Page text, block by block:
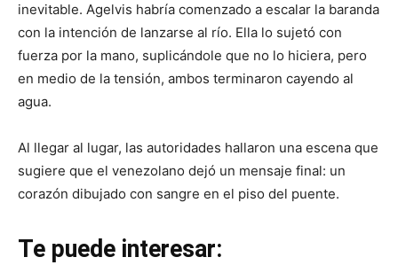
inevitable. Agelvis habría comenzado a escalar la baranda
con la intención de lanzarse al río. Ella lo sujetó con
fuerza por la mano, suplicándole que no lo hiciera, pero
en medio de la tensión, ambos terminaron cayendo al
agua.
Al llegar al lugar, las autoridades hallaron una escena que
sugiere que el venezolano dejó un mensaje final: un
corazón dibujado con sangre en el piso del puente.
Te puede interesar: